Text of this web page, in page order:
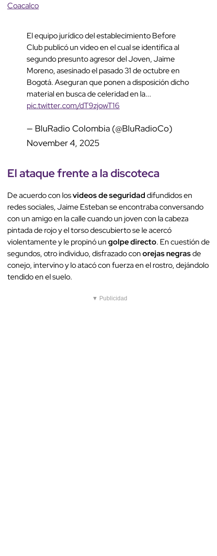
Coacalco
El equipo jurídico del establecimiento Before
Club publicó un video en el cual se identifica al
segundo presunto agresor del Joven, Jaime
Moreno, asesinado el pasado 31 de octubre en
Bogotá. Aseguran que ponen a disposición dicho
material en busca de celeridad en la...
pic.twitter.com/dT9zjowT16
— BluRadio Colombia (@BluRadioCo)
November 4, 2025
El ataque frente a ladiscoteca
De acuerdo con losvideos de seguridaddifundidos en
redes sociales, Jaime Esteban se encontraba conversando
con un amigo en la calle cuando un joven con la cabeza
pintada de rojo y el torso descubierto se le acercó
violentamente y le propinó ungolpe directo. En cuestión de
segundos, otro individuo, disfrazado conorejas negrasde
conejo, intervino y lo atacó con fuerza en el rostro, dejándolo
tendido en el suelo.
▼ Publicidad